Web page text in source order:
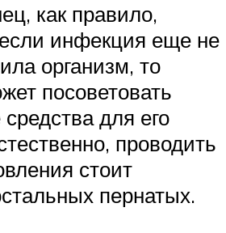
как правило,
инфекция еще не
организм, то
посоветовать
для его
проводить
стоит
пернатых.